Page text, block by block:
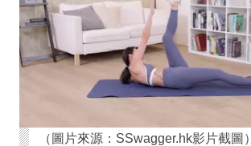
（圖片來源：SSwagger.hk影片截圖）